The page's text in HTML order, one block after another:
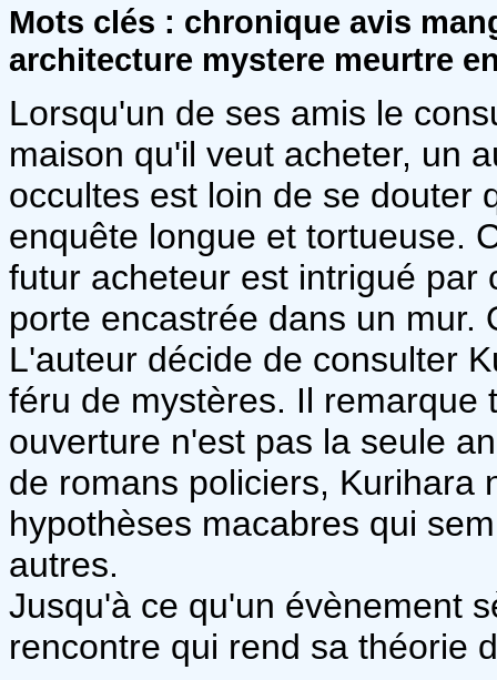
Mots clés : chronique avis
architecture mystere meurtre
Lorsqu'un de ses amis le
maison qu'il veut acheter, un
occultes est loin de se douter
enquête longue et tortueuse.
futur acheteur est intrigué par
porte encastrée dans un mur.
L'auteur décide de consulter
féru de mystères. Il remarque
ouverture n'est pas la seule
de romans policiers, Kurihara
hypothèses macabres qui
autres.
Jusqu'à ce qu'un évènement
rencontre qui rend sa théorie